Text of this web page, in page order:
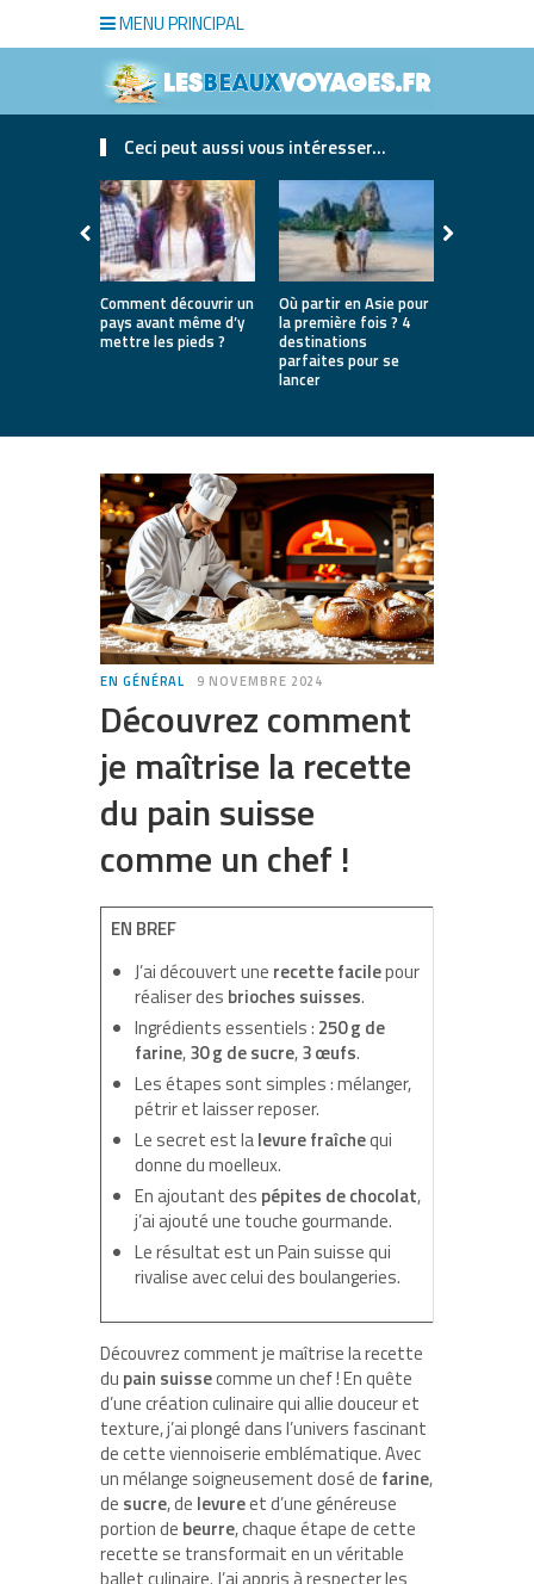
MENU PRINCIPAL
Ceci peut aussi vous intéresser...
Comment découvrir un
pays avant même d’y
mettre les pieds ?
Où partir en Asie pour
la première fois ? 4
destinations
parfaites pour se
lancer
EN GÉNÉRAL 9 NOVEMBRE 2024
Découvrez comment
je maîtrise la recette
du pain suisse
comme un chef !
EN BREF
J’ai découvert une recette facilepour
réaliser des brioches suisses.
Ingrédients essentiels : 250 g de
farine,30 g de sucre,3 œufs.
Les étapes sont simples : mélanger,
pétrir et laisser reposer.
Le secret est lalevure fraîchequi
donne du moelleux.
En ajoutant des pépites de chocolat,
j’ai ajouté une touche gourmande.
Le résultat est un Pain suisse qui
rivalise avec celui des boulangeries.
Découvrez comment je maîtrise la recette
du pain suissecomme un chef ! En quête
d’une création culinaire qui allie douceur et
texture, j’ai plongé dans l’univers fascinant
de cette viennoiserie emblématique. Avec
un mélange soigneusement dosé de farine,
de sucre, de levureet d’une généreuse
portion de beurre, chaque étape de cette
recette se transformait en un véritable